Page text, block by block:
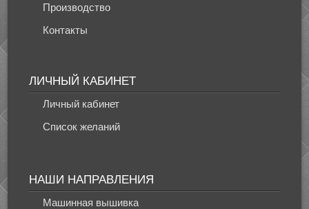
Производство
Контакты
ЛИЧНЫЙ КАБИНЕТ
Личный кабинет
Список желаний
НАШИ НАПРАВЛЕНИЯ
Машинная вышивка